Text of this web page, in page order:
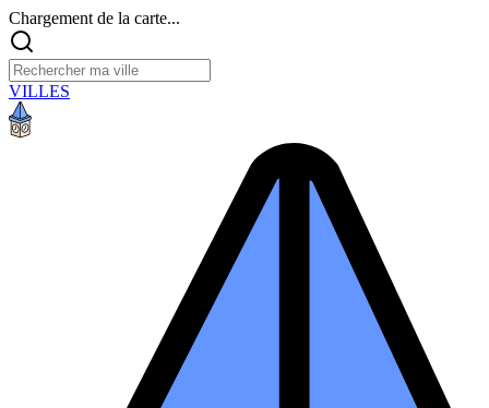
Chargement de la carte...
VILLES